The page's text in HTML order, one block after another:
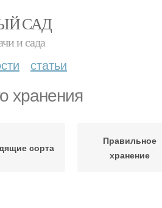
САД
и сада
статьи
хранения
сорта
Правильное
хранение